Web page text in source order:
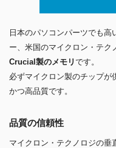
日本のパソコンパーツでも
ー、米国のマイクロン・テク
Crucial製のメモリです。
必ずマイクロン製のチップが
かつ高品質です。
品質の信頼性
マイクロン・テクノロジの垂